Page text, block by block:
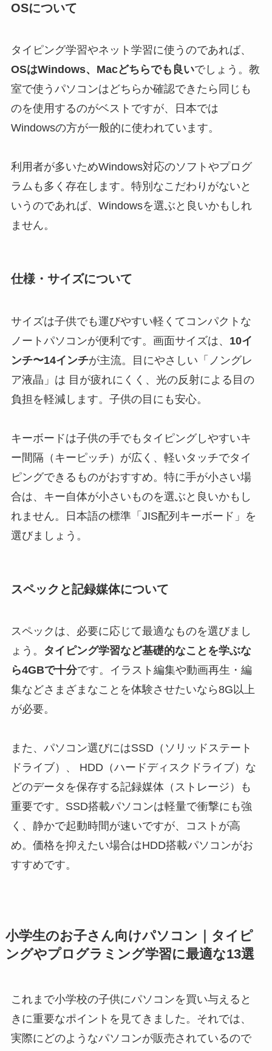
OSについて
タイピング学習やネット学習に使うのであれば、
OSはWindows、Macどちらでも良いでしょう。教
室で使うパソコンはどちらか確認できたら同じも
のを使用するのがベストですが、日本では
Windowsの方が一般的に使われています。
利用者が多いためWindows対応のソフトやプログ
ラムも多く存在します。特別なこだわりがないと
いうのであれば、Windowsを選ぶと良いかもしれ
ません。
仕様・サイズについて
サイズは子供でも運びやすい軽くてコンパクトな
ノートパソコンが便利です。画面サイズは、 10イ
ンチ〜14インチが主流。目にやさしい「ノングレ
ア液晶」は 目が疲れにくく、光の反射による目の
負担を軽減します。子供の目にも安心。
キーボードは子供の手でもタイピングしやすいキ
ー間隔（キーピッチ）が広く、軽いタッチでタイ
ピングできるものがおすすめ。特に手が小さい場
合は、キー自体が小さいものを選ぶと良いかもし
れません。日本語の標準「JIS配列キーボード」を
選びましょう。
スペックと記録媒体について
スペックは、必要に応じて最適なものを選びまし
ょう。
タイピング学習など基礎的なことを学ぶな
ら4GBで十分です。イラスト編集や動画再生・編
集などさまざまなことを体験させたいなら8G以上
が必要。
また、パソコン選びにはSSD（ソリッドステート
ドライブ）、 HDD（ハードディスクドライブ）な
どのデータを保存する記録媒体（ストレージ）も
重要です。SSD搭載パソコンは軽量で衝撃にも強
く、静かで起動時間が速いですが、コストが高
め。価格を抑えたい場合はHDD搭載パソコンがお
すすめです。
小学生のお子さん向けパソコン｜タイピ
ングやプログラミング学習に最適な13選
これまで小学校の子供にパソコンを買い与えると
きに重要なポイントを見てきました。それでは、
実際にどのようなパソコンが販売されているので